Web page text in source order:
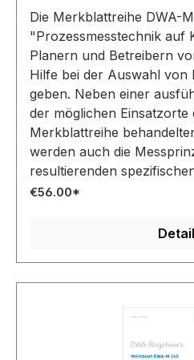
Die Merkblattreihe DWA-
"Prozessmesstechnik auf
Planern und Betreibern
Hilfe bei der Auswahl von
geben. Neben einer
der möglichen Einsatzorte
Merkblattreihe
werden auch die
resultierenden
die technischen
Der Teil 1 der
Prozessmesstechnik auf
€56.00*